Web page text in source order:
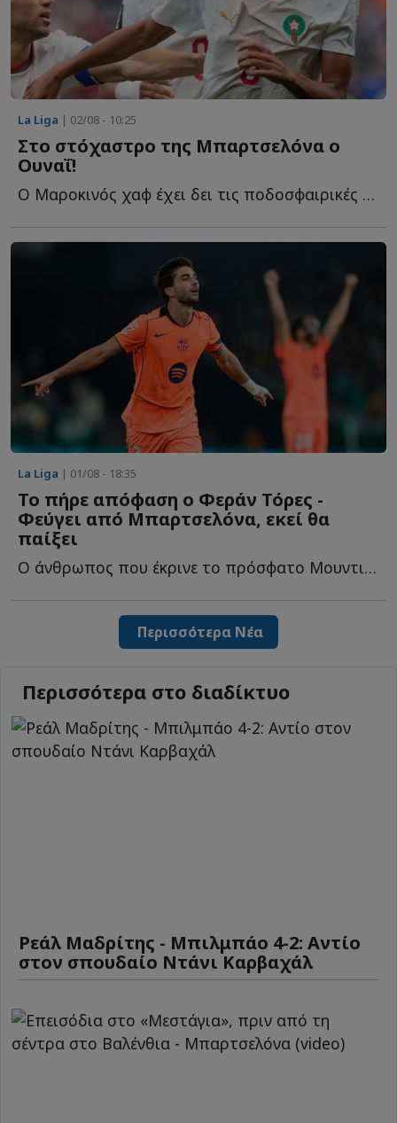
La Liga | 02/08 - 10:25
Στο στόχαστρο της Μπαρτσελόνα ο
Ουναΐ!
Ο Μαροκινός χαφ έχει δει τις ποδοσφαιρικές μετοχές τ...
La Liga | 01/08 - 18:35
To πήρε απόφαση ο Φεράν Τόρες -
Φεύγει από Μπαρτσελόνα, εκεί θα
παίξει
Ο άνθρωπος που έκρινε το πρόσφατο Μουντιάλ αφήνει τ...
Περισσότερα Νέα
Περισσότερα στο διαδίκτυο
Ρεάλ Μαδρίτης - Μπιλμπάο 4-2: Αντίο
στον σπουδαίο Ντάνι Καρβαχάλ